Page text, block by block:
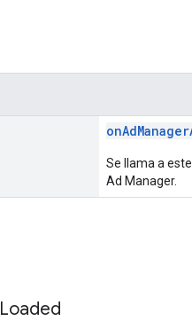
Se llama a
Ad Manager.
Loaded